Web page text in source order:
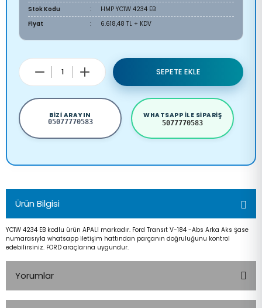
Stok Kodu
HMP YC1W 4234 EB
Fiyat
6.618,48 TL + KDV
SEPETE EKLE
BIZI ARAYIN
05077770583
WHATSAPP ILE SIPARIŞ
5077770583
Ürün Bilgisi
YC1W 4234 EB kodlu ürün APALI markadır. Ford Transıt V-184 -Abs Arka Aks Şase
numarasıyla whatsapp iletişim hattından parçanın doğruluğunu kontrol
edebilirsiniz. FORD araçlarına uygundur.
Yorumlar